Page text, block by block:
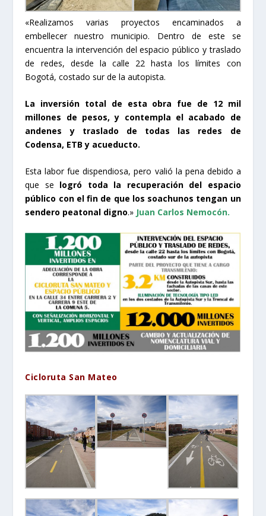
«Realizamos varias proyectos encaminados a
embellecer nuestro municipio. Dentro de este se
encuentra la intervención del espacio público y traslado
de redes, desde la calle 22 hasta los límites con
Bogotá, costado sur de la autopista.
La inversión total de esta obra fue de 12 mil
millones de pesos, y contempla el acabado de
andenes y traslado de todas las redes de
Codensa, ETB y acueducto.
Esta labor fue dispendiosa, pero valió la pena debido a
que se logró toda la recuperación del espacio
público con el fin de que los soachunos tengan un
sendero peatonal digno.» Juan Carlos Nemocón.
Cicloruta San Mateo